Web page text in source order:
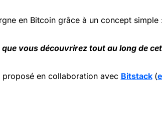
en Bitcoin grâce à un concept simple
que vous découvrirez tout au long de
proposé en collaboration avec Bitstack (